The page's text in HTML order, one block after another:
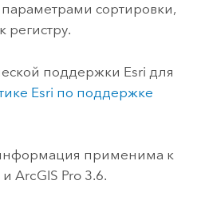
сортировки,
регистру.
поддержки Esri для
Esri по поддержке
применима к
и ArcGIS Pro 3.6.